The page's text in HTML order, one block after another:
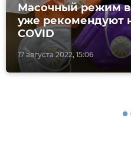
17 августа 2022, 15:06
Масочный режим
уже рекомендуют
COVID